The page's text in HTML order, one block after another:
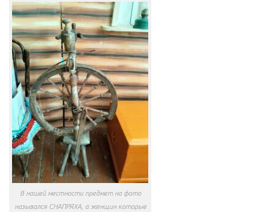
В нашей местности предмет на фото
назывался СНАПРЯХА, а женщин которые